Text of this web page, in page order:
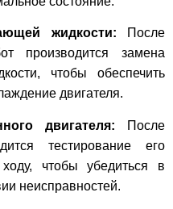
жидкости: После
производится замена
чтобы обеспечить
двигателя.
двигателя: После
тестирование его
чтобы убедиться в
неисправностей.